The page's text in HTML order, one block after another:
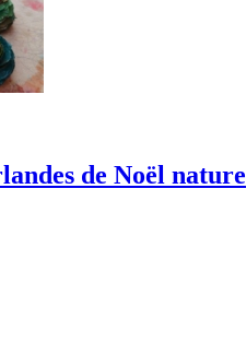
de Noël nature